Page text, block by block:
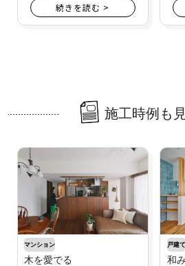
続きを読む >
施工時例も
マンション
木を愛でる
戸建て
和